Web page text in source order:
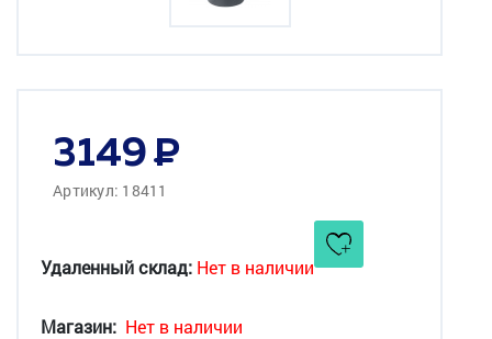
3149
Артикул: 18411
Удаленный склад: Нет в наличии
Магазин: Нет в наличии